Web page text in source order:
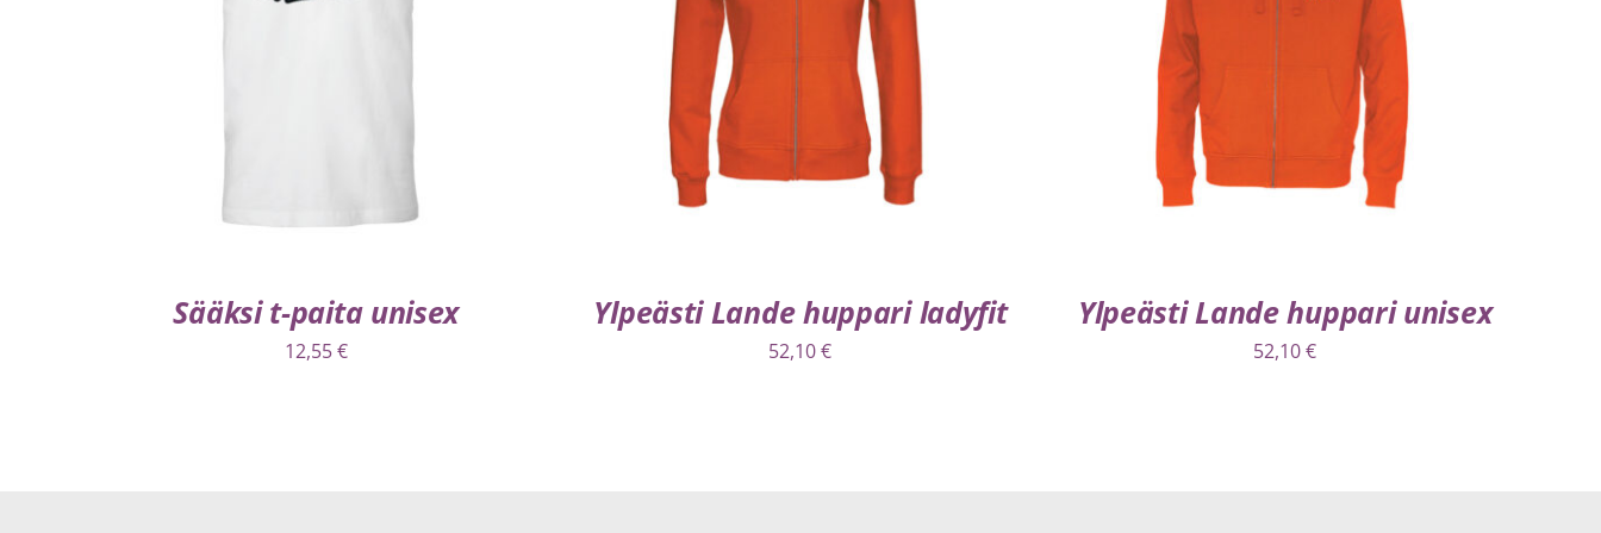
Sääksi t-paita unisex
12,55€
VALITSE VAIHTOEHDOISTA / LISÄTIEDOT
Ylpeästi Lande huppari ladyfit
52,10€
VALITSE VAIHTOEHDOISTA LISÄTIEDOT
Ylpeästi Lande huppari unisex
52,10€